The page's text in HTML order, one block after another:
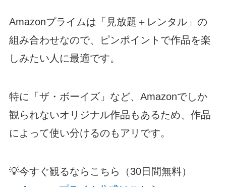
Amazonプライムは「見放題＋レンタル」の
組み合わせなので、ピンポイントで作品を楽
しみたい人に最適です。
特に「ザ・ボーイズ」など、Amazonでしか
観られないオリジナル作品もあるため、作品
によって使い分けるのもアリです。
💡今すぐ観るならこちら（30日間無料）